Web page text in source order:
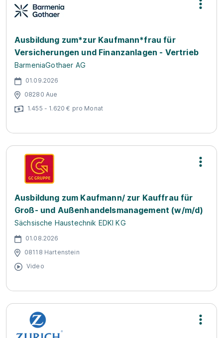
Ausbildung zum*zur Kaufmann*frau für
Versicherungen und Finanzanlagen - Vertrieb
BarmeniaGothaer AG
01.09.2026
08280 Aue
1.455 - 1.620 € pro Monat
Ausbildung zum Kaufmann/ zur Kauffrau für
Groß- und Außenhandelsmanagement (w/m/d)
Sächsische Haustechnik EDKI KG
01.08.2026
08118 Hartenstein
Video